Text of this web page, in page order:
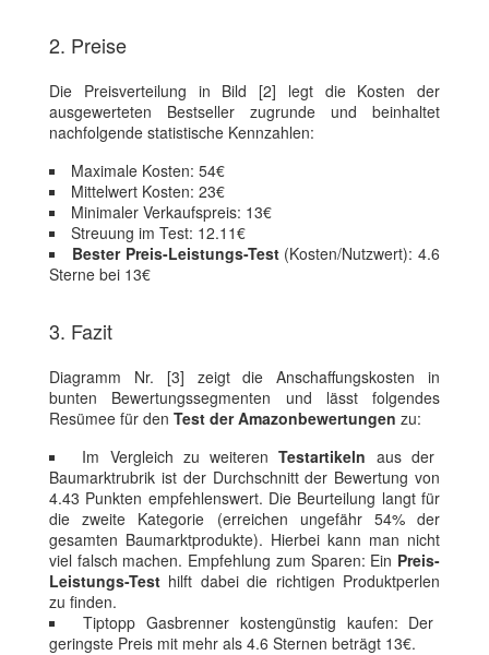
2. Preise
Die Preisverteilung in Bild [2] legt die Kosten der
ausgewerteten Bestseller zugrunde und beinhaltet
nachfolgende statistische Kennzahlen:
Maximale Kosten: 54€
Mittelwert Kosten: 23€
Minimaler Verkaufspreis: 13€
Streuung im Test: 12.11€
Bester Preis-Leistungs-Test(Kosten/Nutzwert): 4.6
Sterne bei 13€
3. Fazit
Diagramm Nr. [3] zeigt die Anschaffungskosten in
bunten Bewertungssegmenten und lässt folgendes
Resümee für den Test der Amazonbewertungen zu:
Im Vergleich zu weiterenTestartikeln aus der
Baumarktrubrik ist der Durchschnitt der Bewertung von
4.43 Punkten empfehlenswert. Die Beurteilung langt für
die zweite Kategorie (erreichen ungefähr 54% der
gesamten Baumarktprodukte). Hierbei kann man nicht
viel falsch machen. Empfehlung zum Sparen: Ein Preis-
Leistungs-Test hilft dabei die richtigen Produktperlen
zu finden.
Tiptopp Gasbrenner kostengünstig kaufen: Der
geringste Preis mit mehr als 4.6 Sternen beträgt 13€.